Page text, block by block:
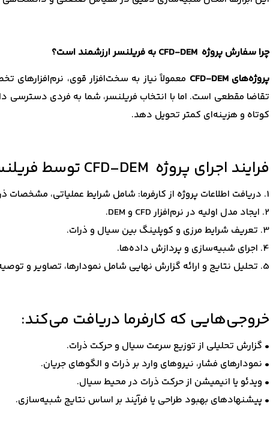
چرا سفارش پروژه CFD-DEM به فریلنسر ارزشمند است؟
پروژه‌های CFD-DEM
معمولاً نیاز به سخت‌افزار قوی،
تقاضا مقطعی است. اما با انتخاب فریلنسر، شما به فردی دسترسی
کوتاه و هزینه‌ای کمتر تحویل دهد.
فرایند اجرای پروژه CFD-DEM توسط فریلنسر
1. دریافت اطلاعات پروژه از کارفرما: شامل شرایط عملیاتی، مشخصات ذرات و سیال.
2. ایجاد مدل اولیه در نرم‌افزار CFD و DEM.
3. تعریف شرایط مرزی و کوپلینگ بین سیال و ذرات.
4. اجرای شبیه‌سازی و پردازش داده‌ها.
5. تحلیل نتایج و ارائه گزارش نهایی شامل نمودارها، تصاویر و توصیه‌های طراحی.
خروجی‌هایی که کارفرما دریافت می‌کند:
• گزارش تحلیلی از توزیع سرعت سیال و حرکت ذرات.
• نمودارهای فشار، نیروهای وارد بر ذرات و الگوهای جریان.
• ویدئو یا انیمیشن از حرکت ذرات در محیط سیال.
• پیشنهادهای بهبود طراحی یا فرآیند بر اساس نتایج شبیه‌سازی.